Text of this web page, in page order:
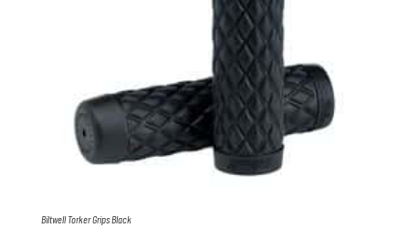
Biltwell Torker Grips Black